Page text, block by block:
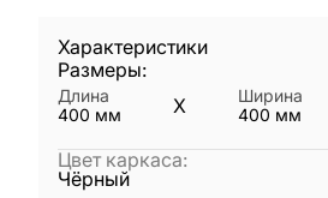
Характеристики
Размеры:
Длина
400 мм X
Ширина
400 мм
Цвет каркаса:
Чёрный